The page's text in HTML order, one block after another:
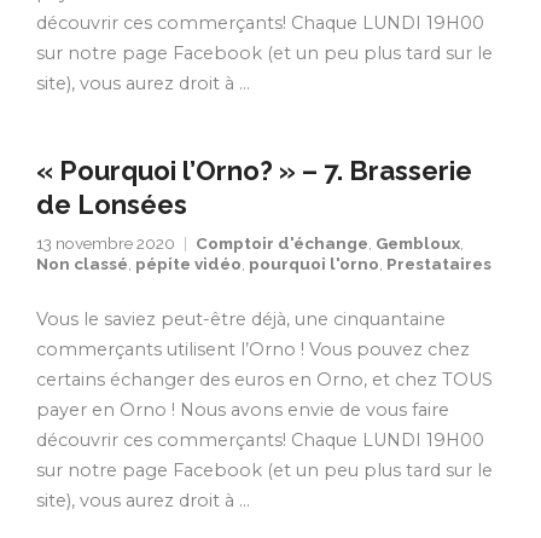
découvrir ces commerçants! Chaque LUNDI 19H00
sur notre page Facebook (et un peu plus tard sur le
site), vous aurez droit à …
« Pourquoi l’Orno? » – 7. Brasserie
de Lonsées
13 novembre 2020 Comptoir d'échange Gembloux
Non classé pépite vidéo pourquoi l'orno Prestataires
Vous le saviez peut-être déjà, une cinquantaine
commerçants utilisent l’Orno ! Vous pouvez chez
certains échanger des euros en Orno, et chez TOUS
payer en Orno ! Nous avons envie de vous faire
découvrir ces commerçants! Chaque LUNDI 19H00
sur notre page Facebook (et un peu plus tard sur le
site), vous aurez droit à …